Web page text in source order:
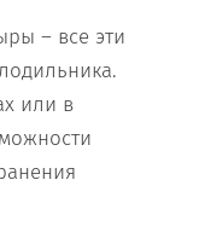
– все эти
или в